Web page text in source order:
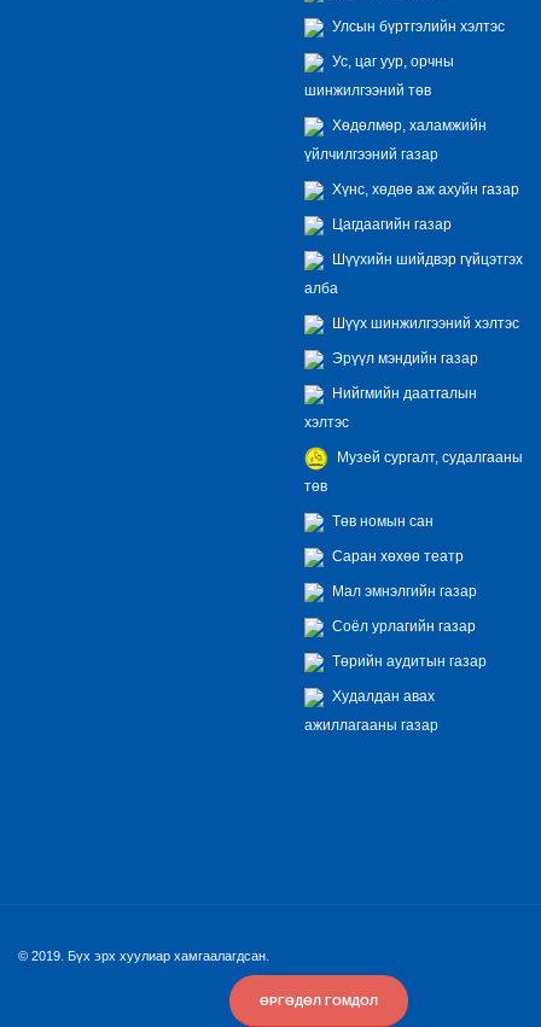
ӨРГӨДӨЛ ГОМДОЛ
Улсын бүртгэлийн хэлтэс
Ус, цаг уур, орчны
шинжилгээний төв
Хөдөлмөр, халамжийн
үйлчилгээний газар
Хүнс, хөдөө аж ахуйн газар
Цагдаагийн газар
Шүүхийн шийдвэр гүйцэтгэх
алба
Шүүх шинжилгээний хэлтэс
Эрүүл мэндийн газар
Нийгмийн даатгалын
хэлтэс
Музей сургалт, судалгааны
төв
Төв номын сан
Саран хөхөө театр
Мал эмнэлгийн газар
Соёл урлагийн газар
Төрийн аудитын газар
Худалдан авах
ажиллагааны газар
© 2019. Бүх эрх хуулиар хамгаалагдсан.